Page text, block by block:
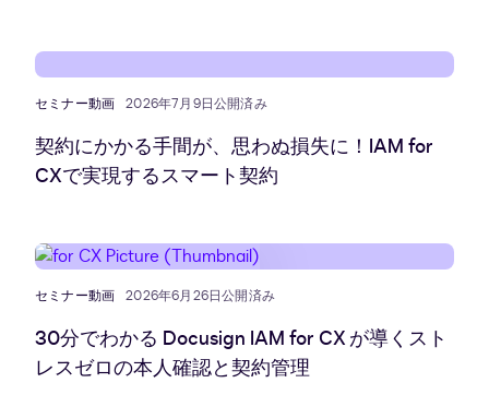
セミナー動画 2026年7月9日公開済み
契約にかかる手間が、思わぬ損失に！IAM for
CXで実現するスマート契約
セミナー動画 2026年6月26日公開済み
30分でわかる Docusign IAM for CX が導くスト
レスゼロの本人確認と契約管理